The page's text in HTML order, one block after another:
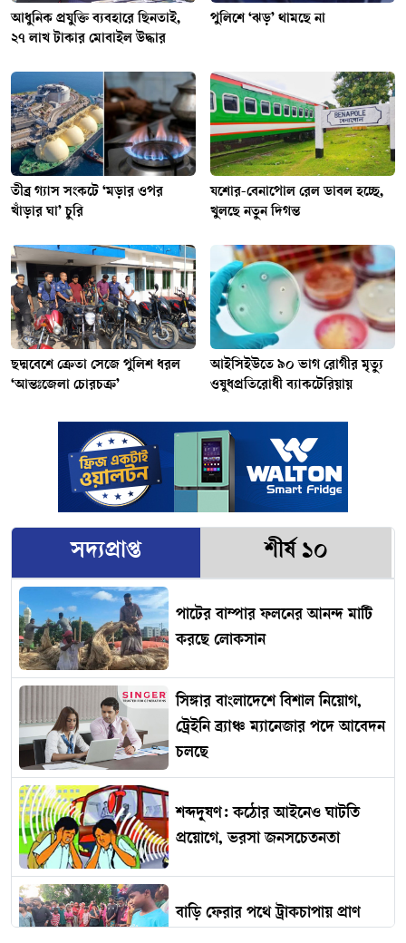
আধুনিক প্রযুক্তি ব্যবহারে ছিনতাই,
২৭ লাখ টাকার মোবাইল উদ্ধার
পুলিশে ‘ঝড়’ থামছে না
তীব্র গ্যাস সংকটে ‘মড়ার ওপর
খাঁড়ার ঘা’ চুরি
যশোর-বেনাপোল রেল ডাবল হচ্ছে,
খুলছে নতুন দিগন্ত
ছদ্মবেশে ক্রেতা সেজে পুলিশ ধরল
‘আন্তঃজেলা চোরচক্র’
আইসিইউতে ৯০ ভাগ রোগীর মৃত্যু
ওষুধপ্রতিরোধী ব্যাকটেরিয়ায়
সদ্যপ্রাপ্ত শীর্ষ ১০
পাটের বাম্পার ফলনের আনন্দ মাটি
করছে লোকসান
সিঙ্গার বাংলাদেশে বিশাল নিয়োগ,
ট্রেইনি ব্র্যাঞ্চ ম্যানেজার পদে আবেদন
চলছে
শব্দদূষণ: কঠোর আইনেও ঘাটতি
প্রয়োগে, ভরসা জনসচেতনতা
বাড়ি ফেরার পথে ট্রাকচাপায় প্রাণ